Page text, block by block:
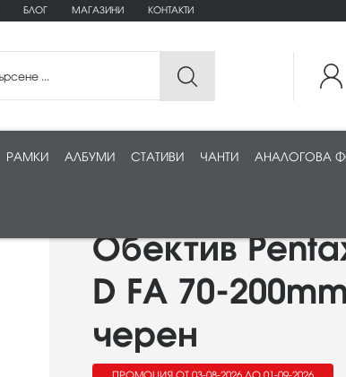
БЛОГ МАГАЗИНИ КОНТАКТИ
РАМКИ АЛБУМИ СТАТИВИ ЧАНТИ АНАЛОГОВА
Обектив
D FA 70-
черен